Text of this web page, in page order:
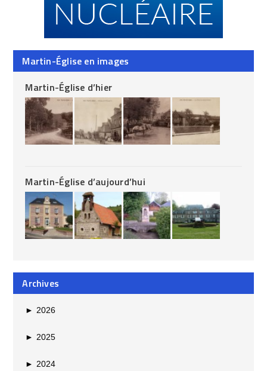
Martin-Église en images
Martin-Église d’hier
Martin-Église d’aujourd’hui
Archives
► 2026
► 2025
► 2024